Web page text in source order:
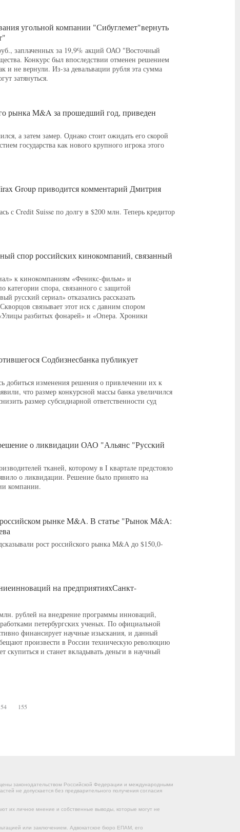
угольной компании "Сибуглемет"вернуть
заплаченных за 19,9% акций ОАО "Восточный
Конкурс был впоследствии отменен решением
и не вернули. Из-за девальвации рубля эта сумма
затянуться.
рынка M&A за прошедший год, приведен
а затем замер. Однако стоит ожидать его скорой
государства как нового крупного игрока этого
Group приводится комментарий Дмитрия
с Credit Suisse по долгу в $200 млн. Теперь кредитор
спор российских кинокомпаний, связанный
к кинокомпаниям «Феникс-фильм» и
спора, связанного с защитой
русский сериал» отказались рассказать
связывает этот иск с давним спором
разбитых фонарей» и «Опера. Хроники
Содбизнесбанка публикует
добиться изменения решения о привлечении их к
что размер конкурсной массы банка увеличился
размер субсидиарной ответственности суд
о ликвидации ОАО "Альянс "Русский
тканей, которому в I квартале предстояло
о ликвидации. Решение было принято на
компании.
рынке M&A. В статье "Рынок M&A:
рост российского рынка M&A до $150,0-
на предприятияхСанкт-
рублей на внедрение программы инноваций,
петербургских ученых. По официальной
финансирует научные изыскания, и данный
произвести в России техническую революцию
скупиться и станет вкладывать деньги в научный
155
законодательством Российской Федерации и международными
не допускается без предварительного получения согласия
их личное мнение и собственные выводы, которые могут не
или заключением. Адвокатское бюро ЕПАМ, его